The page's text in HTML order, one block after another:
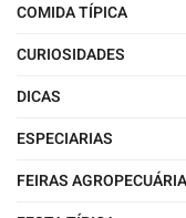
COMIDA TÍPICA
CURIOSIDADES
DICAS
ESPECIARIAS
FEIRAS